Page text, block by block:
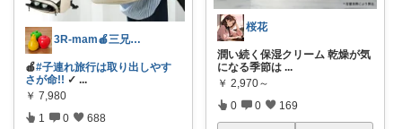
3R-mam🍎三兄弟母
🍎#子連れ旅行は取り出しやす
さが命!! ✓ ...
￥ 7,980
1 0 688
桜花
潤い続く保湿クリーム 乾燥が気
になる季節は ...
￥ 2,970～
0 0 169